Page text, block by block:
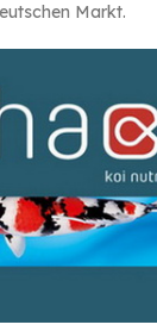
Markt.